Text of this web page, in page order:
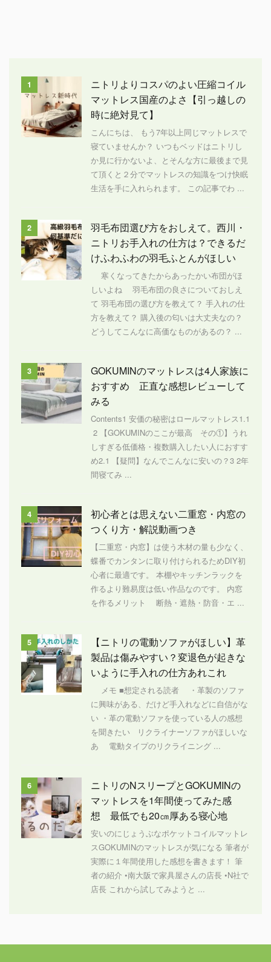
1
ニトリよりコスパのよい圧縮コイル
マットレス国産のよさ【引っ越しの
時に絶対見て】
こんにちは、 もう7年以上同じマットレスで
寝ていませんか？ いつもベッドはニトリし
か見に行かないよ、とそんな方に最後まで見
て頂くと２分でマットレスの知識をつけ快眠
生活を手に入れられます。 この記事でわ ...
2
羽毛布団選び方をおしえて。西川・
ニトリお手入れの仕方は？できるだ
けふわふわの羽毛ふとんがほしい
寒くなってきたからあったかい布団がほ
しいよね 羽毛布団の良さについておしえ
て 羽毛布団の選び方を教えて？ 手入れの仕
方を教えて？ 購入後の匂いは大丈夫なの？
どうしてこんなに高価なものがあるの？ ...
3
GOKUMINのマットレスは4人家族に
おすすめ 正直な感想レビューして
みる
Contents1 安価の秘密はロールマットレス1.1
2 【GOKUMINのここが最高 その①】うれ
しすぎる低価格・複数購入したい人におすす
め2.1 【疑問】なんでこんなに安いの？3 2年
間寝てみ ...
4
初心者とは思えない二重窓・内窓の
つくり方・解説動画つき
【二重窓・内窓】は使う木材の量も少なく、
蝶番でカンタンに取り付けられるためDIY初
心者に最適です。 本棚やキッチンラックを
作るより難易度は低い作品なのです。 内窓
を作るメリット 断熱・遮熱・防音・エ ...
5
【ニトリの電動ソファがほしい】革
製品は傷みやすい？変退色が起きな
いように手入れの仕方あれこれ
メモ ■想定される読者 ・革製のソファ
に興味がある、だけど手入れなどに自信がな
い ・革の電動ソファを使っている人の感想
を聞きたい リクライナーソファがほしいな
あ 電動タイプのリクライニング ...
6
ニトリのNスリープとGOKUMINの
マットレスを1年間使ってみた感
想 最低でも20㎝厚ある寝心地
安いのにじょうぶなポケットコイルマットレ
スGOKUMINのマットレスが気になる 筆者が
実際に１年間使用した感想を書きます！ 筆
者の紹介 •南大阪で家具屋さんの店長 •N社で
店長 これから試してみようと ...